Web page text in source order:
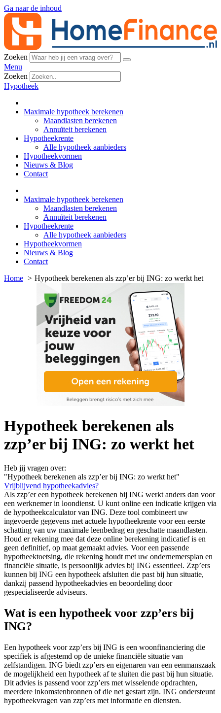
Ga naar de inhoud
Zoeken
Menu
Zoeken
Hypotheek
Maximale hypotheek berekenen
Maandlasten berekenen
Annuïteit berekenen
Hypotheekrente
Alle hypotheek aanbieders
Hypotheekvormen
Nieuws & Blog
Contact
Maximale hypotheek berekenen
Maandlasten berekenen
Annuïteit berekenen
Hypotheekrente
Alle hypotheek aanbieders
Hypotheekvormen
Nieuws & Blog
Contact
Home
Hypotheek berekenen als zzp’er bij ING: zo werkt het
Hypotheek berekenen als
zzp’er bij ING: zo werkt het
Heb jij vragen over:
"Hypotheek berekenen als zzp’er bij ING: zo werkt het"
Vrijblijvend hypotheekadvies?
Als zzp’er een hypotheek berekenen bij ING werkt anders dan voor
een werknemer in loondienst. U kunt online een indicatie krijgen via
de hypotheekcalculator van ING. Deze tool combineert uw
ingevoerde gegevens met actuele hypotheekrente voor een eerste
schatting van uw maximale leenbedrag en geschatte maandlasten.
Houd er rekening mee dat deze online berekening indicatief is en
geen definitief, op maat gemaakt advies. Voor een passende
hypotheektoetsing, die rekening houdt met uw ondernemersplan en
financiële situatie, is persoonlijk advies bij ING essentieel. Zzp’ers
kunnen bij ING een hypotheek afsluiten die past bij hun situatie,
dankzij passend hypotheekadvies en beoordeling door
gespecialiseerde adviseurs.
Wat is een hypotheek voor zzp’ers bij
ING?
Een hypotheek voor zzp’ers bij ING is een woonfinanciering die
specifiek is afgestemd op de unieke financiële situatie van
zelfstandigen. ING biedt zzp’ers en eigenaren van een eenmanszaak
de mogelijkheid een hypotheek af te sluiten die past bij hun situatie.
Dit advies is passend voor zzp’ers met wisselende opdrachten,
meerdere inkomstenbronnen of die net gestart zijn. ING ondersteunt
hypotheekvragen van zzp’ers met informatie en diensten.